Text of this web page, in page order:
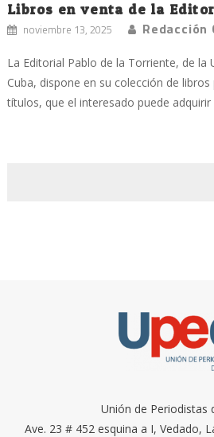
Libros en venta de la
noviembre 13, 2025 Redacción
La Editorial Pablo de la Torriente, de la
Cuba, dispone en su colección de
títulos, que el interesado puede adquirir
Unión de Periodistas
Ave. 23 # 452 esquina a I, Vedado,